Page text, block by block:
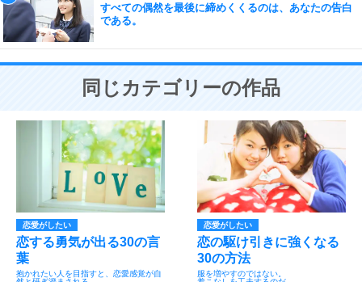
すべての偶然を最後に締めくくるのは、あなたの告白
である。
同じカテゴリーの作品
恋愛がしたい
恋する勇気が出る30の言
葉
抱かれたい人を目指すと、恋愛感覚が自
恋愛がしたい
恋の駆け引きに強くなる
30の方法
服を増やすのではない。